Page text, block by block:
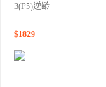
3(P5)逆齡
$1829